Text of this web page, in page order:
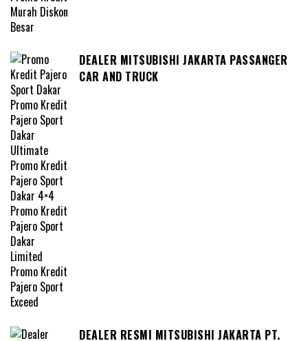
DEALER MITSUBISHI JAKARTA PASSANGER
CAR AND TRUCK
DEALER RESMI MITSUBISHI JAKARTA PT.